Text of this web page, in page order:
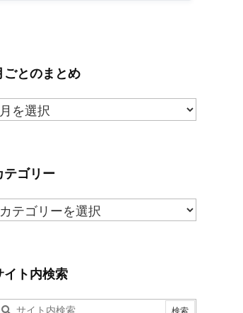
ごとのまとめ
テゴリー
イト内検索